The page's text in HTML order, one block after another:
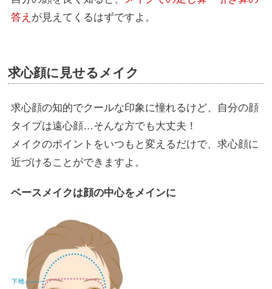
答え が見えてくるはずですよ。
求心顔に見せるメイク
求心顔の知的でクールな印象に憧れるけど、自分の顔
タイプは遠心顔…そんな方でも大丈夫！
メイクのポイントをいつもと変えるだけで、求心顔に
近づけることができますよ。
ベースメイクは顔の中心をメインに